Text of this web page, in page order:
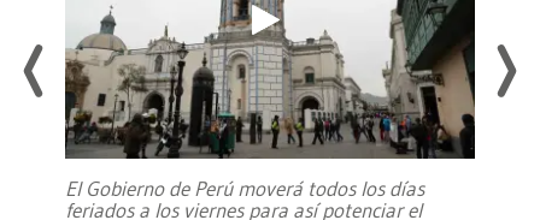
El Gobierno de Perú moverá todos los días
feriados a los viernes para así potenciar el